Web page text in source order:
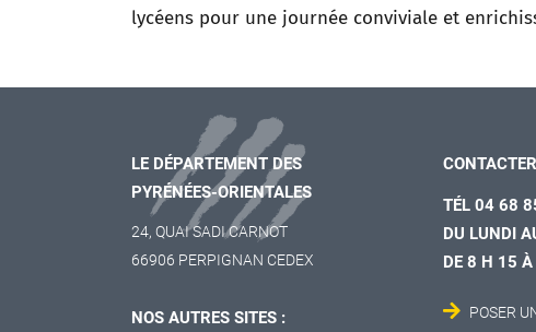
lycéens pour une journée conviviale et
LE DÉPARTEMENT DES
PYRÉNÉES-ORIENTALES
24, QUAI SADI CARNOT
66906 PERPIGNAN CEDEX
NOS AUTRES SITES :
TÉL 04 68
DU LUNDI
DE 8 H 15
POSER